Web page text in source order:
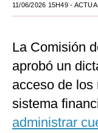
Internacional
Tecnología
Club del Suscriptor
Mix
G de Gestión
11/06/2026 15H49-
La Comisión
aprobó un
acceso de los
sistema
administrar